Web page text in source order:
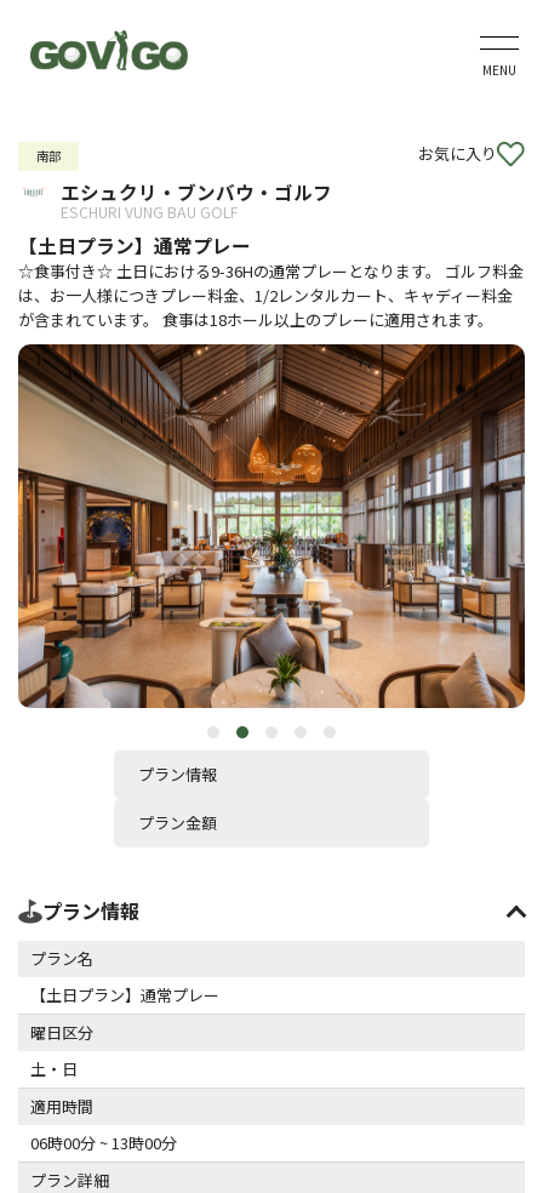
MENU
南部 お気に入り
エシュクリ・ブンバウ・ゴルフ
ESCHURI VUNG BAU GOLF
【土日プラン】通常プレー
☆食事付き☆ 土日における9-36Hの通常プレーとなります。 ゴルフ料金
は、お一人様につきプレー料金、1/2レンタルカート、キャディー料金
が含まれています。 食事は18ホール以上のプレーに適用されます。
プラン情報
プラン金額
プラン情報
プラン名
【土日プラン】通常プレー
曜日区分
土・日
適用時間
06時00分 ~ 13時00分
プラン詳細